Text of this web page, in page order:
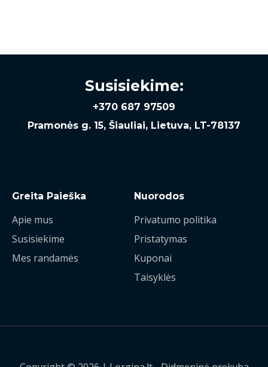
Susisiekime:
+370 687 97509
Pramonės g. 15, Šiauliai, Lietuva, LT-78137
Greita Paieška
Apie mus
Susisiekime
Mes randamės
Nuorodos
Privatumo politika
Pristatymas
Kuponai
Taisyklės